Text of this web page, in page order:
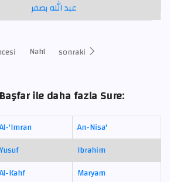
عبد الله بصفر
Nahl sonraki
ile daha fazla Sure:
Al-'Imran
An-Nisa'
Yusuf
Ibrahim
Al-Kahf
Maryam